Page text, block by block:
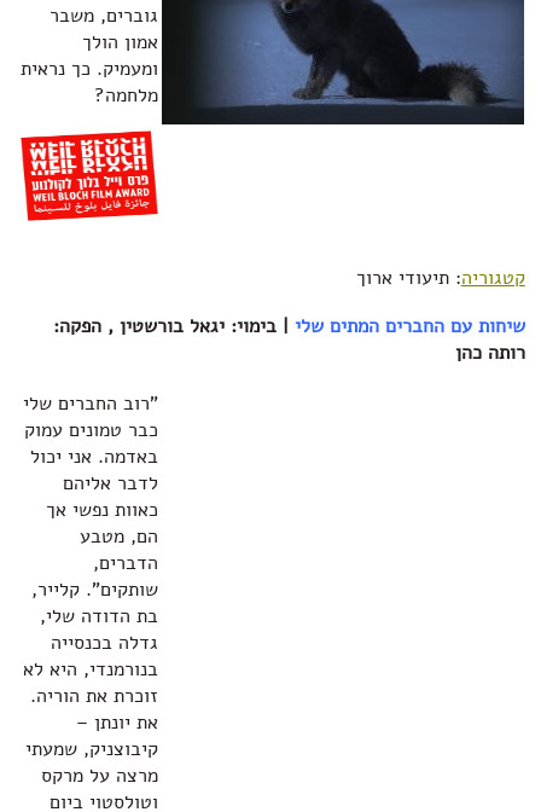
גוברים, משבר
אמון הולך
ומעמיק. כך נראית
מלחמה?
קטגוריה: תיעודי ארוך
שיחות עם החברים המתים שלי | בימוי: יגאל בורשטין , הפקה:
רותה כהן
"רוב החברים שלי
כבר טמונים עמוק
באדמה. אני יכול
לדבר אליהם
כאוות נפשי אך
הם, מטבע
הדברים,
שותקים". קלייר,
בת הדודה שלי,
גדלה בכנסייה
בנורמנדי, היא לא
זוכרת את הוריה.
את יונתן –
קיבוצניק, שמעתי
מרצה על מרקס
וטולסטוי ביום